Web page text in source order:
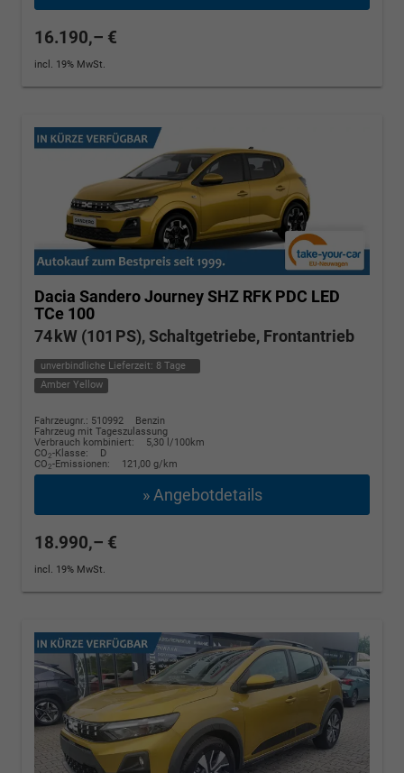
16.190,– €
incl. 19% MwSt.
Dacia SanderoJourney SHZ RFK PDC LED
TCe 100
74 kW (101 PS), Schaltgetriebe, Frontantrieb
unverbindliche Lieferzeit: 8 Tage
Amber Yellow
Fahrzeugnr.: 510992
Benzin
Fahrzeug mit Tageszulassung
Verbrauch kombiniert:
5,30 l/100km
CO2-Klasse:
D
CO2-Emissionen: 121,00 g/km
» Angebotdetails
18.990,– €
incl. 19% MwSt.